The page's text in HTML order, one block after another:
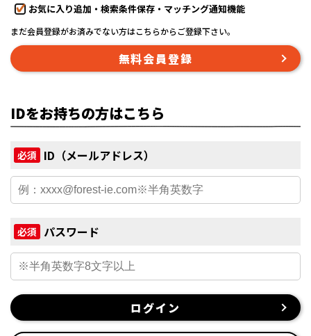
お気に入り追加・検索条件保存・マッチング通知機能
まだ会員登録がお済みでない方はこちらからご登録下さい。
無料会員登録
IDをお持ちの方はこちら
必須 ID（メールアドレス）
必須 パスワード
ログイン